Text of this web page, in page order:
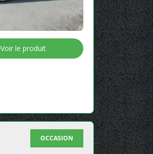
Voir le produit
OCCASION